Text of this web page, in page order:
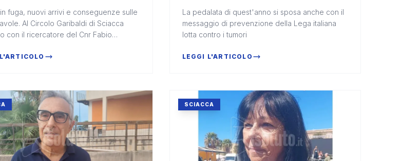
fuga, nuovi arrivi e conseguenze sulle
Al Circolo Garibaldi di Sciacca
con il ricercatore del Cnr Fabio
La pedalata di quest'anno si sposa anche con il
messaggio di prevenzione della Lega italiana
lotta contro i tumori
LEGGI L'ARTICOLO
SCIACCA